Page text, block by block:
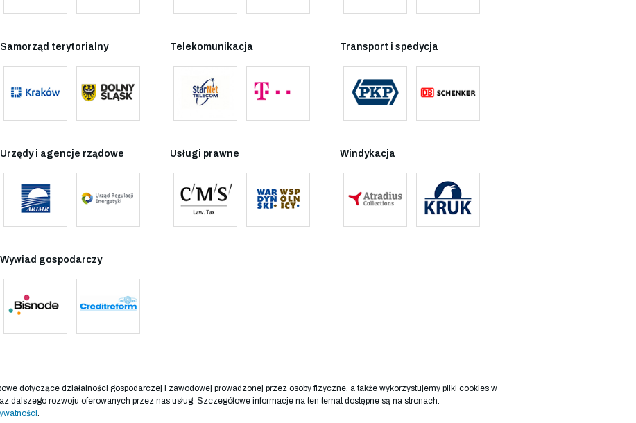
Samorząd terytorialny Telekomunikacja Transport i spedycja
Urzędy i agencje rządowe Usługi prawne Windykacja
Wywiad gospodarczy
dotyczące działalności gospodarczej i zawodowej prowadzonej przez osoby fizyczne, a także wykorzystujemy pliki cookies w
dalszego rozwoju oferowanych przez nas usług. Szczegółowe informacje na ten temat dostępne są na stronach:
.